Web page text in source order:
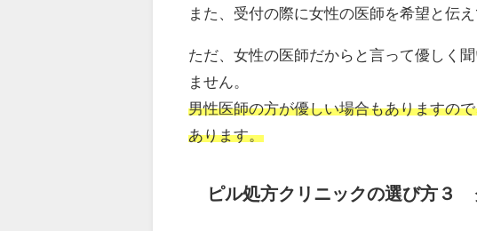
また、受付の際に女性の医師を希望と伝
ただ、女性の医師だからと言って優しく
ません。
男性医師の方が優しい場合もありますの
あります。
ピル処方クリニックの選び方３